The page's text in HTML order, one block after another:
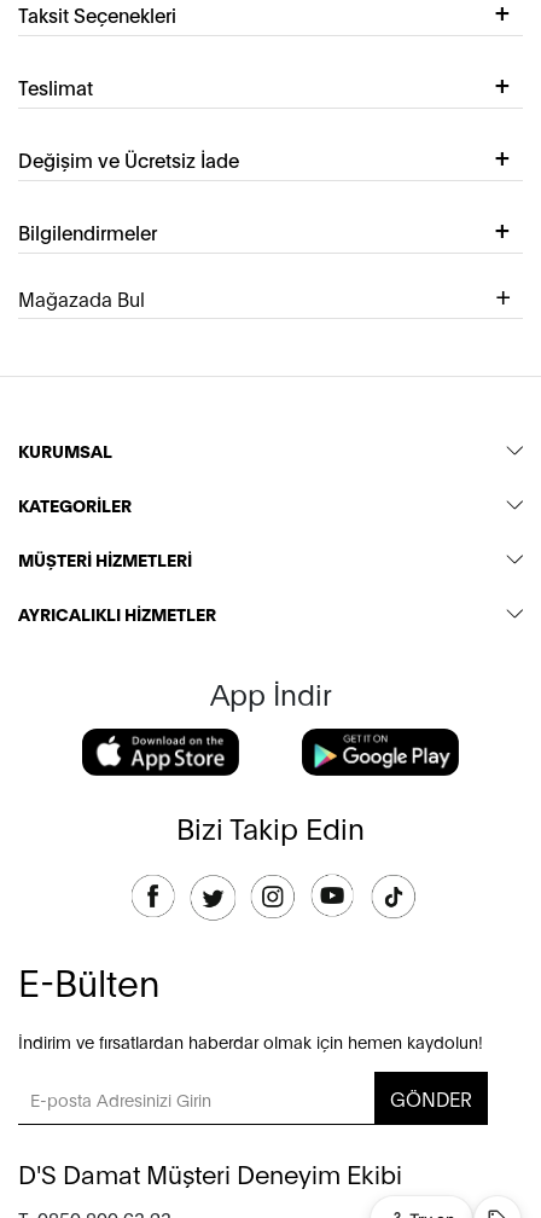
Taksit Seçenekleri
Teslimat
Değişim ve Ücretsiz İade
Bilgilendirmeler
Mağazada Bul
KURUMSAL
KATEGORİLER
MÜŞTERİ HİZMETLERİ
AYRICALIKLI HİZMETLER
App İndir
Bizi Takip Edin
E-Bülten
İndirim ve fırsatlardan haberdar olmak için hemen kaydolun!
GÖNDER
D'S Damat Müşteri Deneyim Ekibi